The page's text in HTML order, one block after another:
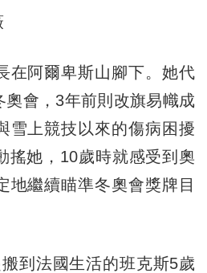
阿爾卑斯山腳下。她代
會，3年前則改旗易幟成
雪上競技以來的傷病困擾
搖她，10歲時就感受到奧
地繼續瞄準冬奧會獎牌目
法國生活的班克斯5歲